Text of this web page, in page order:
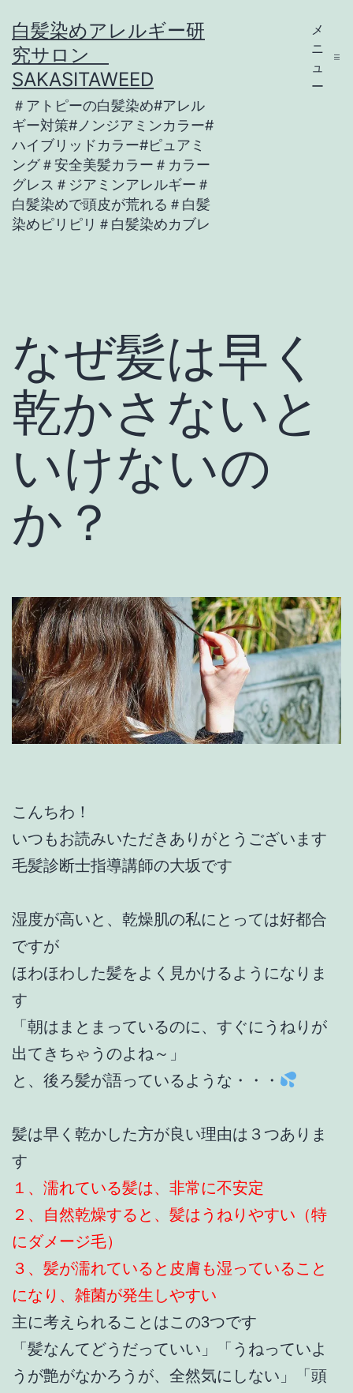
ン
テ
ン
ツ
へ
ス
キ
ッ
白髪染めアレルギー研
究サロン
SAKASITAWEED
＃アトピーの白髪染め#アレル
ギー対策#ノンジアミンカラー#
ハイブリッドカラー#ピュアミ
ング＃安全美髪カラー＃カラー
グレス＃ジアミンアレルギー＃
白髪染めで頭皮が荒れる＃白髪
染めピリピリ＃白髪染めカブレ
メ
ニ
ュ
ー
なぜ髪は早く
乾かさないと
いけないの
か？
こんちわ！
いつもお読みいただきありがとうございます
毛髪診断士指導講師の大坂です
湿度が高いと、乾燥肌の私にとっては好都合
ですが
ほわほわした髪をよく見かけるようになりま
す
「朝はまとまっているのに、すぐにうねりが
出てきちゃうのよね～」
と、後ろ髪が語っているような・・・
髪は早く乾かした方が良い理由は３つありま
す
１、濡れている髪は、非常に不安定
２、自然乾燥すると、髪はうねりやすい（特
にダメージ毛）
３、髪が濡れていると皮膚も湿っていること
になり、雑菌が発生しやすい
主に考えられることはこの3つです
「髪なんてどうだっていい」「うねっていよ
うが艶がなかろうが、全然気にしない」「頭